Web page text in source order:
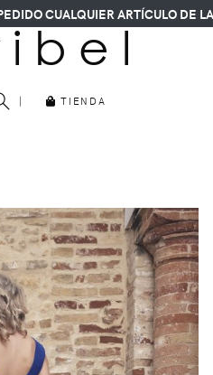
CUALQUIER ARTÍCULO DE LA
i b e l
| TIENDA